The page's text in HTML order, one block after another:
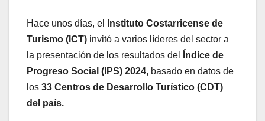
Hace unos días, el
Instituto Costarricense de
Turismo (ICT) invitó a varios líderes del sector a
la presentación de los resultados del
Índice de
Progreso Social (IPS) 2024, basado en datos de
los 33 Centros de Desarrollo Turístico (CDT)
del país.